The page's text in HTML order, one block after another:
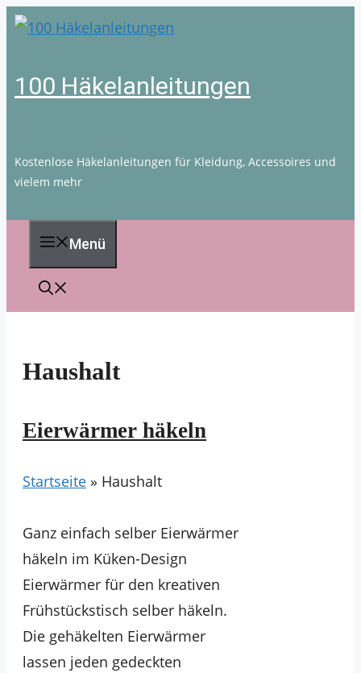
Zum
100 Häkelanleitungen
Kostenlose Häkelanleitungen für Kleidung, Accessoires und
vielem mehr
Menü
Haushalt
Eierwärmer häkeln
Startseite » Haushalt
Ganz einfach selber Eierwärmer
häkeln im Küken-Design
Eierwärmer für den kreativen
Frühstückstisch selber häkeln.
Die gehäkelten Eierwärmer
lassen jeden gedeckten